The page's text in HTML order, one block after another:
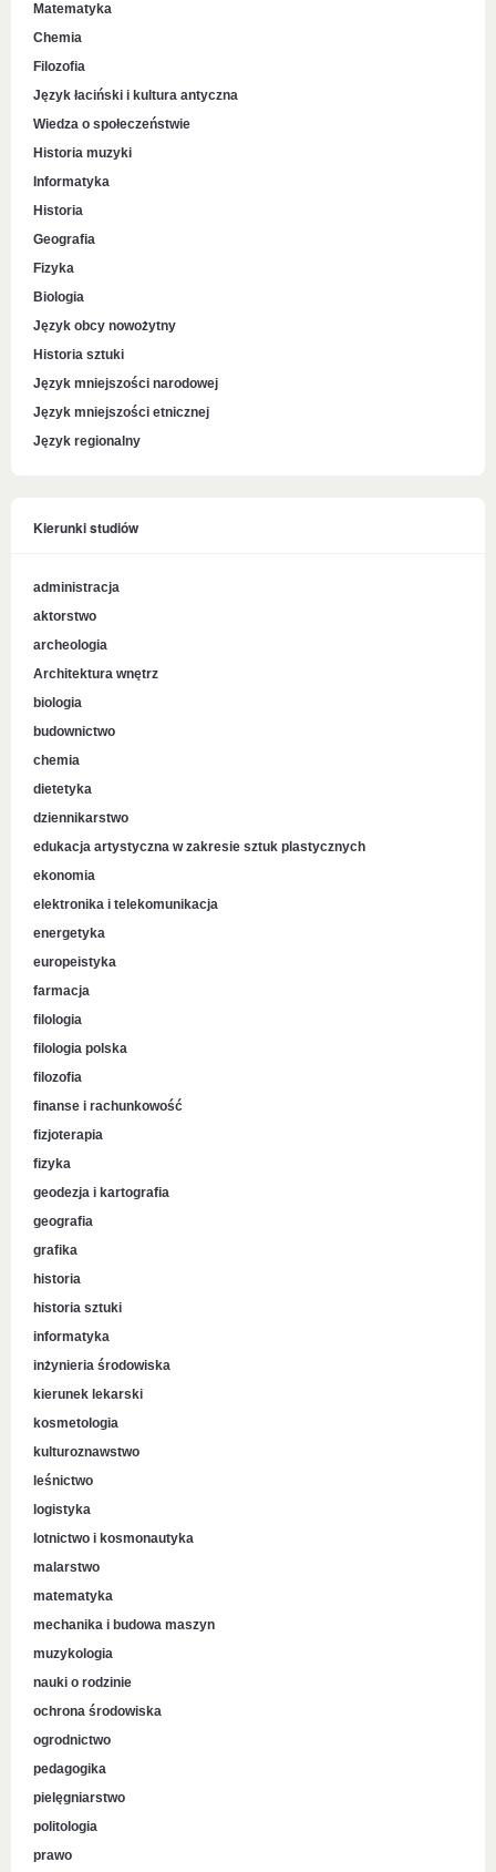
Matematyka
Chemia
Filozofia
Język łaciński i kultura antyczna
Wiedza o społeczeństwie
Historia muzyki
Informatyka
Historia
Geografia
Fizyka
Biologia
Język obcy nowożytny
Historia sztuki
Język mniejszości narodowej
Język mniejszości etnicznej
Język regionalny
Kierunki studiów
administracja
aktorstwo
archeologia
Architektura wnętrz
biologia
budownictwo
chemia
dietetyka
dziennikarstwo
edukacja artystyczna w zakresie sztuk plastycznych
ekonomia
elektronika i telekomunikacja
energetyka
europeistyka
farmacja
filologia
filologia polska
filozofia
finanse i rachunkowość
fizjoterapia
fizyka
geodezja i kartografia
geografia
grafika
historia
historia sztuki
informatyka
inżynieria środowiska
kierunek lekarski
kosmetologia
kulturoznawstwo
leśnictwo
logistyka
lotnictwo i kosmonautyka
malarstwo
matematyka
mechanika i budowa maszyn
muzykologia
nauki o rodzinie
ochrona środowiska
ogrodnictwo
pedagogika
pielęgniarstwo
politologia
prawo